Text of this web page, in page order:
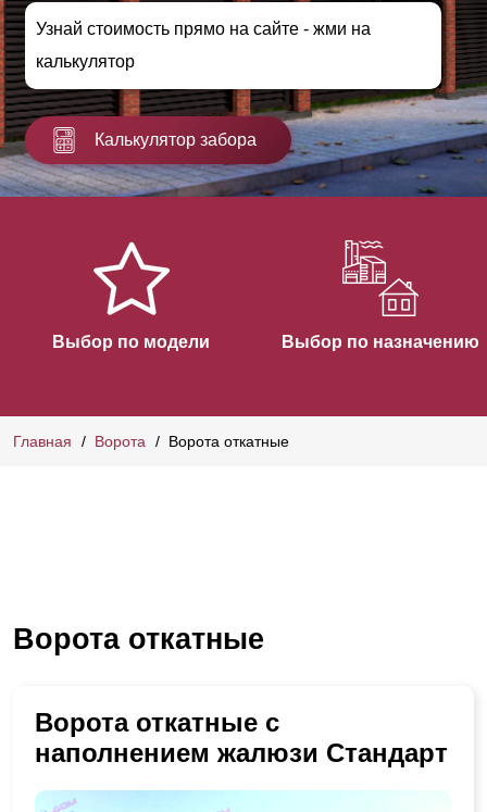
Узнай стоимость прямо на сайте - жми на
калькулятор
Калькулятор забора
Выбор по модели Выбор по назначению
Главная Ворота Ворота откатные
Ворота откатные
Ворота откатные с
наполнением жалюзи Стандарт